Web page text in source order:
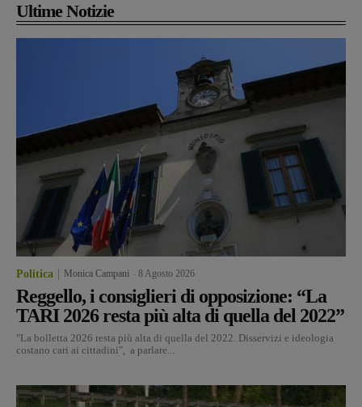
Ultime Notizie
Politica Monica Campani 8 Agosto 2026
Reggello, i consiglieri di opposizione: “La
TARI 2026 resta più alta di quella del 2022”
"La bolletta 2026 resta più alta di quella del 2022. Disservizi e ideologia
costano cari ai cittadini", a parlare...